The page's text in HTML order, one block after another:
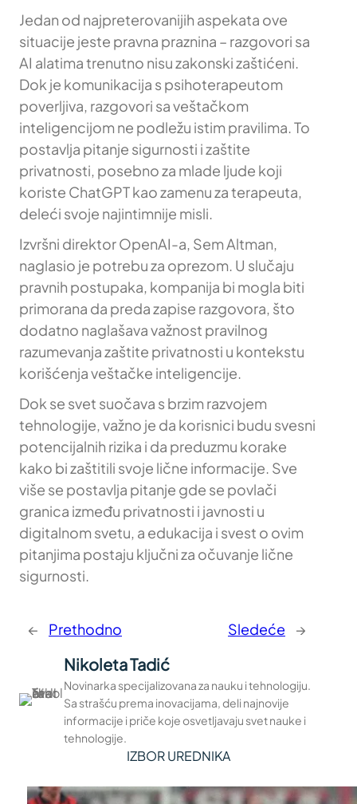
Jedan od najpreterovanijih aspekata ove
situacije jeste pravna praznina – razgovori sa
AI alatima trenutno nisu zakonski zaštićeni.
Dok je komunikacija s psihoterapeutom
poverljiva, razgovori sa veštačkom
inteligencijom ne podležu istim pravilima. To
postavlja pitanje sigurnosti i zaštite
privatnosti, posebno za mlade ljude koji
koriste ChatGPT kao zamenu za terapeuta,
deleći svoje najintimnije misli.
Izvršni direktor OpenAI-a, Sem Altman,
naglasio je potrebu za oprezom. U slučaju
pravnih postupaka, kompanija bi mogla biti
primorana da preda zapise razgovora, što
dodatno naglašava važnost pravilnog
razumevanja zaštite privatnosti u kontekstu
korišćenja veštačke inteligencije.
Dok se svet suočava s brzim razvojem
tehnologije, važno je da korisnici budu svesni
potencijalnih rizika i da preduzmu korake
kako bi zaštitili svoje lične informacije. Sve
više se postavlja pitanje gde se povlači
granica između privatnosti i javnosti u
digitalnom svetu, a edukacija i svest o ovim
pitanjima postaju ključni za očuvanje lične
sigurnosti.
← Prethodno Sledeće →
Nikoleta Tadić
Novinarka specijalizovana za nauku i tehnologiju.
Sa strašću prema inovacijama, deli najnovije
informacije i priče koje osvetljavaju svet nauke i
tehnologije.
IZBOR UREDNIKA